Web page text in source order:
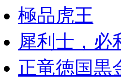
極品虎王
犀利士，必
正竜徳国黒